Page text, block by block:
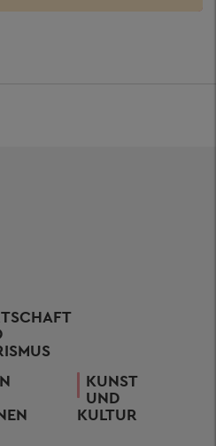
KUNST
UND
KULTUR